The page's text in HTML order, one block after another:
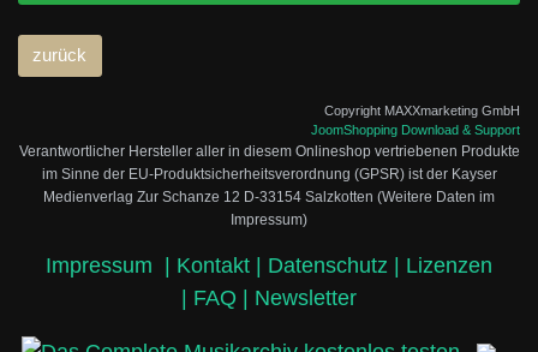
Copyright MAXXmarketing GmbH
JoomShopping Download & Support
Verantwortlicher Hersteller aller in diesem Onlineshop vertriebenen Produkte
im Sinne der EU-Produktsicherheitsverordnung (GPSR) ist der Kayser
Medienverlag Zur Schanze 12 D-33154 Salzkotten (Weitere Daten im
Impressum)
Impressum | Kontakt | Datenschutz | Lizenzen
| FAQ | Newsletter